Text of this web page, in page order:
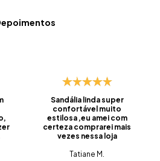
Sandália linda super
confortável muito
estilosa ,eu amei com
certeza comprarei mais
vezes nessa loja
Tatiane M.